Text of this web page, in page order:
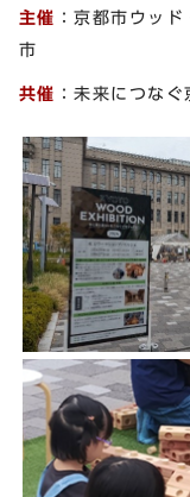
主催 ：京都市ウッ
市
共催 ：未来につな